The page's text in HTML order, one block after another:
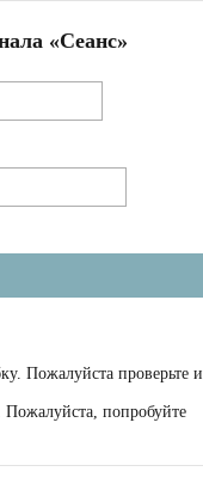
«Сеанс»
Пожалуйста проверьте и
попробуйте